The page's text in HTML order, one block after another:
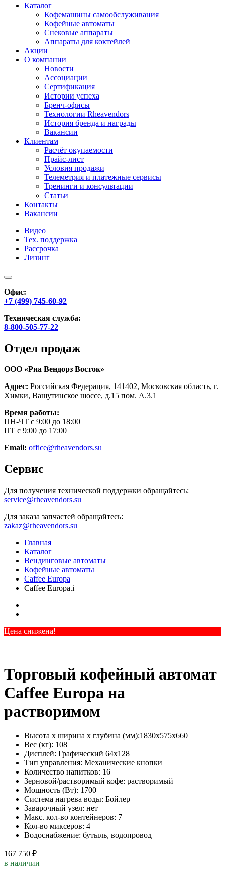
Каталог
Кофемашины самообслуживания
Кофейные автоматы
Снековые аппараты
Аппараты для коктейлей
Акции
О компании
Новости
Ассоциации
Сертификация
Истории успеха
Бренч-офисы
Технологии Rheavendors
История бренда и награды
Вакансии
Клиентам
Расчёт окупаемости
Прайс-лист
Условия продажи
Телеметрия и платежные сервисы
Тренинги и консультации
Статьи
Контакты
Вакансии
Видео
Тех. поддержка
Рассрочка
Лизинг
Офис:
+7 (499) 745-60-92
Техническая служба:
8-800-505-77-22
Отдел продаж
ООО «Риа Вендорз Восток»
Адрес: Российская Федерация, 141402, Московская область, г.
Химки, Вашутинское шоссе, д.15 пом. А.3.1
Время работы:
ПН-ЧТ с 9:00 до 18:00
ПТ с 9:00 до 17:00
Email: office@rheavendors.su
Сервис
Для получения технической поддержки обращайтесь:
service@rheavendors.su
Для заказа запчастей обращайтесь:
zakaz@rheavendors.su
Главная
Каталог
Вендинговые автоматы
Кофейные автоматы
Caffee Europa
Caffee Europa.i
Цена снижена!
Торговый кофейный автомат
Caffee Europa на
растворимом
Высота х ширина х глубина (мм):1830х575х660
Вес (кг): 108
Дисплей: Графический 64х128
Тип управления: Механические кнопки
Количество напитков: 16
Зерновой/растворимый кофе: растворимый
Мощность (Вт): 1700
Система нагрева воды: Бойлер
Заварочный узел: нет
Макс. кол-во контейнеров: 7
Кол-во миксеров: 4
Водоснабжение: бутыль, водопровод
167 750 ₽
в наличии